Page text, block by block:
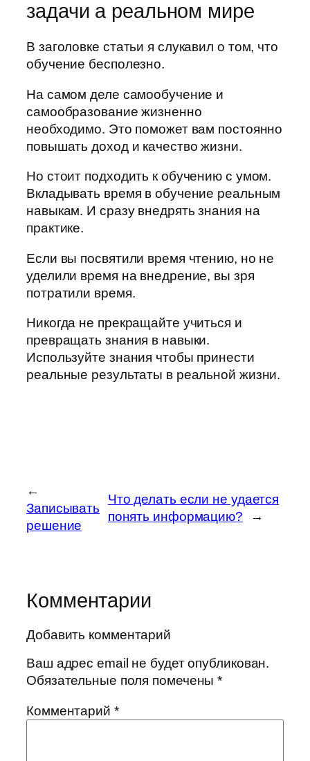
задачи а реальном мире
В заголовке статьи я слукавил о том, что
обучение бесполезно.
На самом деле самообучение и
самообразование жизненно
необходимо. Это поможет вам постоянно
повышать доход и качество жизни.
Но стоит подходить к обучению с умом.
Вкладывать время в обучение реальным
навыкам. И сразу внедрять знания на
практике.
Если вы посвятили время чтению, но не
уделили время на внедрение, вы зря
потратили время.
Никогда не прекращайте учиться и
превращать знания в навыки.
Используйте знания чтобы принести
реальные результаты в реальной жизни.
←
Записывать
решение
Что делать если не удается
понять информацию?
→
Комментарии
Добавить комментарий
Ваш адрес email не будет опубликован.
Обязательные поля помечены*
Комментарий *